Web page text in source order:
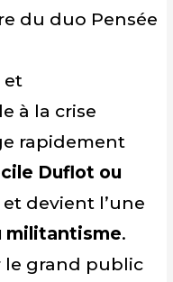
du duo Pensée
et
à la crise
rapidement
Duflot ou
et devient l’une
militantisme.
le grand public